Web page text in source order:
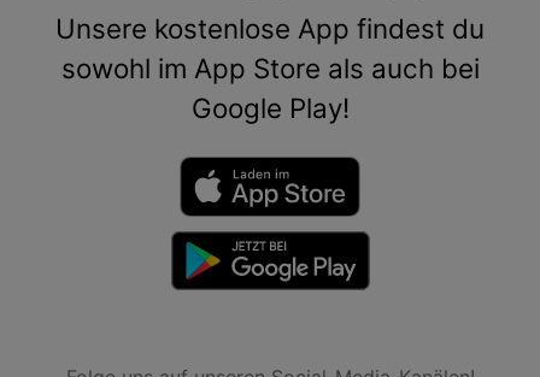
Unsere kostenlose App findest du
sowohl im App Store als auch bei
Google Play!